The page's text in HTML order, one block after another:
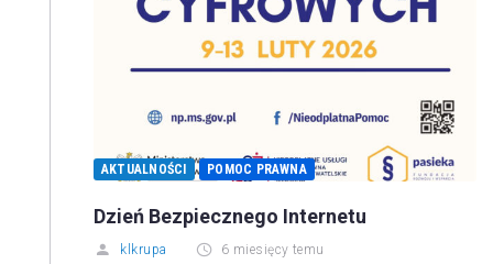
AKTUALNOŚCI POMOC PRAWNA
Dzień Bezpiecznego Internetu
klkrupa 6 miesięcy temu